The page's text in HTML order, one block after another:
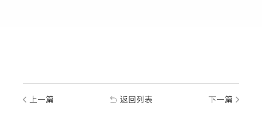
上一篇 返回列表 下一篇